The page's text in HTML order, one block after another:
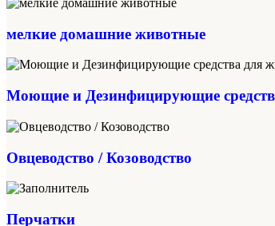
мелкие домашние животные
Моющие и Дезинфицирующие
Овцеводство / Козоводство
Перчатки